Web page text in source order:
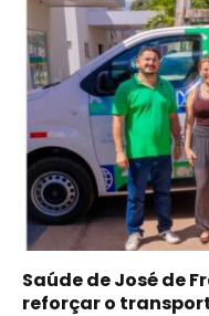
Saúde de José de
reforçar o